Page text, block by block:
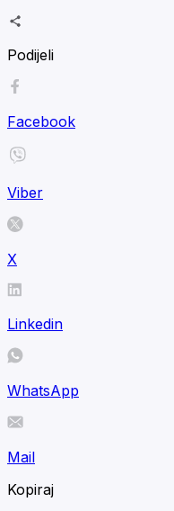
Podijeli
Facebook
Viber
X
Linkedin
WhatsApp
Mail
Kopiraj